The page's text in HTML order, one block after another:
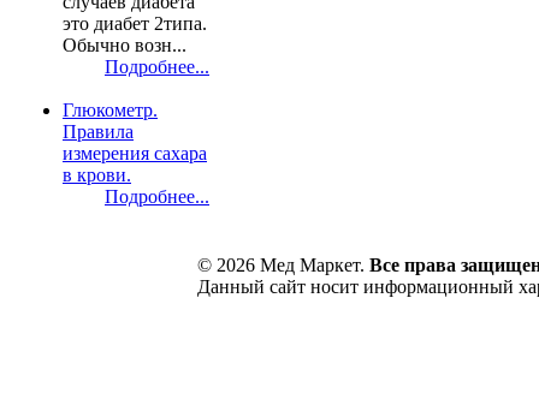
это диабет 2типа.
Обычно возн...
Подробнее...
Глюкометр.
Правила
измерения сахара
в крови.
Подробнее...
© 2026 Мед Маркет. Все права
Данный сайт носит информационный